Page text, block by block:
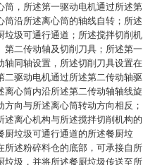
筒，所述第一驱动电机通过所述第
筒沿所述离心筒的轴线自转；所述
垃圾可通行通道；所述搅拌切削机
第二传动轴及切削刀具；所述第一
轴同轴设置，所述切削刀具设置在
二驱动电机通过所述第二传动轴驱
离心筒内沿所述第二传动轴轴线旋
向与所述离心筒转动方向相反；
述离心机构与所述搅拌切削机构的
厨垃圾可通行通道的所述餐厨垃
所述粉碎料仓的底部，可承接自所
垃圾，并将所述餐厨垃圾传送至所